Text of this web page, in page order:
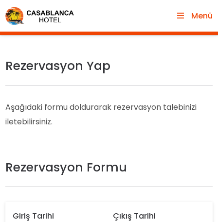
Menü
Rezervasyon Yap
Aşağıdaki formu doldurarak rezervasyon talebinizi
iletebilirsiniz.
Rezervasyon Formu
Giriş Tarihi Çıkış Tarihi